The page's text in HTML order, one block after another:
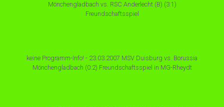
Mönchengladbach vs. RSC Anderlecht (B) (3:1)
Freundschaftsspiel
keine Programm-Info! - 23.03.2007 MSV Duisburg vs. Borussia
Mönchengladbach (0:2) Freundschaftsspiel in MG-Rheydt